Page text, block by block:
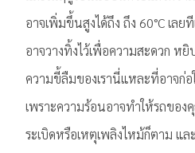
อาจเพิ่มขึ้นสูงได้ถึง ถึง 60°C เลย
อาจวางทิ้งไว้เพื่อความสะดวก ห
ความขี้ลืมของเรานี่แหละที่อาจก่
เพราะความร้อนอาจทำให้รถของ
ระเบิดหรือเหตุเพลิงไหม้ก็ตาม แ